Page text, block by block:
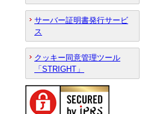
サーバー証明書発行サービ
ス
クッキー同意管理ツール
「STRIGHT」